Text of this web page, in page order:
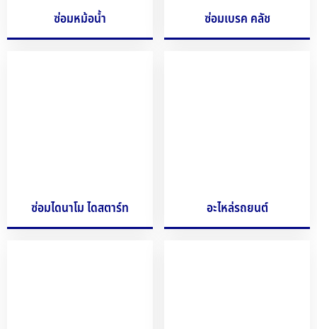
ซ่อมหม้อน้ำ ซ่อมเบรค คลัช
ซ่อมไดนาโม ไดสตาร์ท อะไหล่รถยนต์